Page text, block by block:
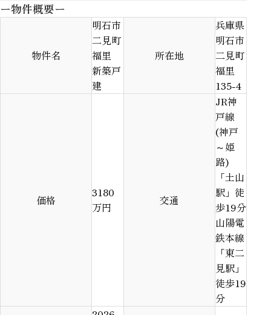
ー物件概要ー
物件名
明石市
二見町
福里
新築戸
建
所在地
兵庫県
明石市
二見町
福里
135-4
価格
3180
万円
交通
JR神
戸線
(神戸
～姫
路)
「土山
駅」徒
歩19分
山陽電
鉄本線
「東二
見駅」
徒歩19
分